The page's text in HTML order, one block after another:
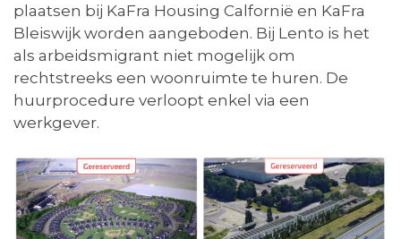
plaatsen bij KaFra Housing Calfornië en KaFra
Bleiswijk worden aangeboden. Bij Lento is het
als arbeidsmigrant niet mogelijk om
rechtstreeks een woonruimte te huren. De
huurprocedure verloopt enkel via een
werkgever.